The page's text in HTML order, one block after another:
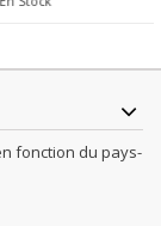
fonction du pays-